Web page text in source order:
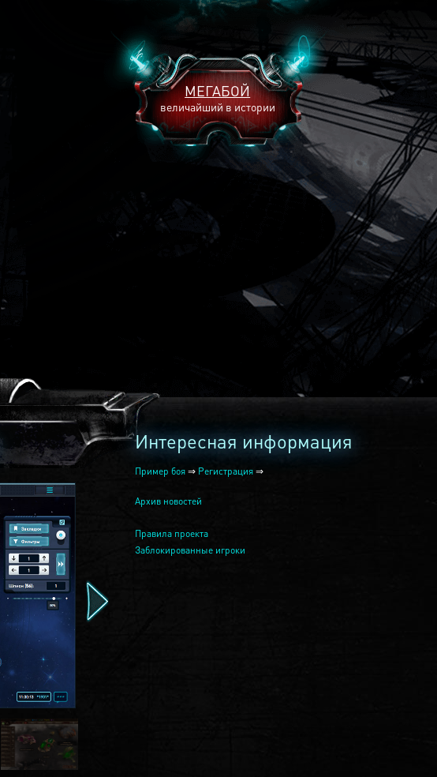
МЕГАБОЙ
величайший в истории
2240
Интересная информация
Пример боя ⇒ Регистрация ⇒
Архив новостей
Правила проекта
Заблокированные игроки